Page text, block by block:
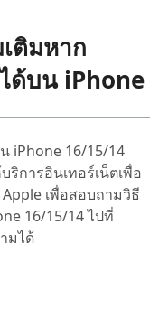
ติมหาก
ด้บน iPhone
iPhone 16/15/14
การอินเทอร์เน็ตเพื่อ
เพื่อสอบถามวิธี
16/15/14 ไปที่
มได้